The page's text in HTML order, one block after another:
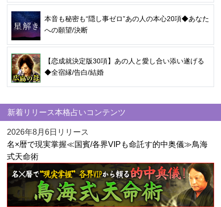
本音も秘密も“隠し事ゼロ”あの人の本心20項◆あなた
への願望/決断
【恋成就決定版30項】あの人と愛し合い添い遂げる
◆全宿縁/告白/結婚
新着リリース本格占いコンテンツ
2026年8月6日リリース
名×暦で現実掌握≪国賓/各界VIPも命託す的中奥儀≫鳥海
式天命術